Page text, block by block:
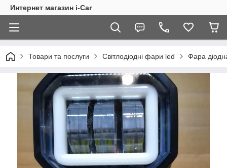
Интернет магазин i-Car
Товари та послуги Світлодіодні фари led Фара